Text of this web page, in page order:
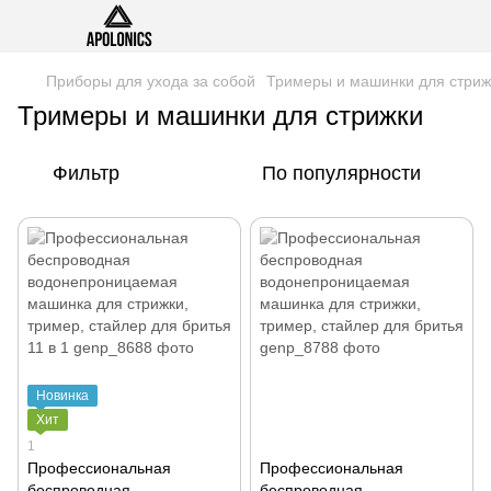
Приборы для ухода за собой Тримеры и машинки для
Тримеры и машинки для стрижки
Фильтр По популярности
Новинка
Хит
1
Профессиональная
Профессиональная